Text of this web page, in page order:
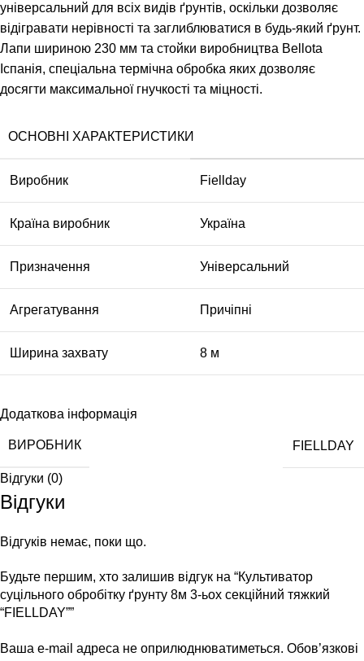
універсальний для всіх видів ґрунтів, оскільки дозволяє
відігравати нерівності та заглиблюватися в будь-який ґрунт.
Лапи шириною 230 мм та стойки виробництва Bellota
Іспанія, спеціальна термічна обробка яких дозволяє
досягти максимальної гнучкості та міцності.
ОСНОВНІ ХАРАКТЕРИСТИКИ
Виробник Fiellday
Країна виробник Україна
Призначення Універсальний
Агрегатування Причіпні
Ширина захвату 8 м
Додаткова інформація
ВИРОБНИК FІELLDAY
Відгуки (0)
Відгуки
Відгуків немає, поки що.
Будьте першим, хто залишив відгук на “Культиватор
суцільного обробітку ґрунту 8м 3-ьох секційний тяжкий
“FIELLDAY””
Ваша e-mail адреса не оприлюднюватиметься. Обов’язкові